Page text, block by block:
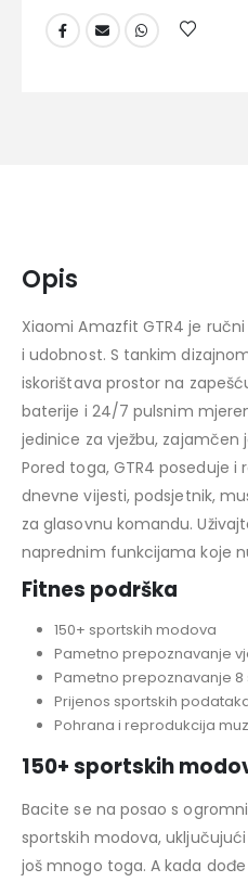
Opis
Xiaomi Amazfit GTR4 je
i udobnost. S tankim
iskorištava prostor na
baterije i 24/7 pulsnim
jedinice za vježbu, zajamčen
Pored toga, GTR4 poseduje
dnevne vijesti, podsjetnik,
za glasovnu komandu.
naprednim funkcijama koje
Fitnes podrška
150+ sportskih modova
Pametno prepoznavanje
Pametno prepoznavanje 8
Prijenos sportskih
Pohrana i reprodukcija
150+ sportskih
Bacite se na posao s
sportskih modova,
još mnogo toga. A kada